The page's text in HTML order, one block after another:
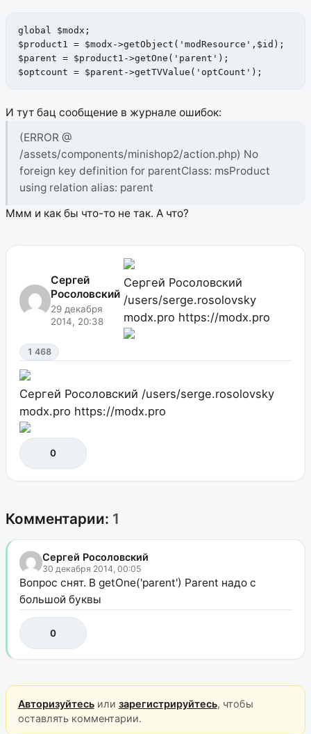
global $modx;
$product1 = $modx->getObject('modResource',$id);
$parent = $product1->getOne('parent');
$optcount = $parent->getTVValue('optCount');
И тут бац сообщение в журнале ошибок:
(ERROR @
/assets/components/minishop2/action.php) No
foreign key definition for parentClass: msProduct
using relation alias: parent
Ммм и как бы что-то не так. А что?
Сергей
Росоловский
29 декабря
2014, 20:38
Сергей Росоловский
/users/serge.rosolovsky
modx.pro https://modx.pro
1 468
Сергей Росоловский /users/serge.rosolovsky
modx.pro https://modx.pro
0
Комментарии: 1
Сергей Росоловский
30 декабря 2014, 00:05
Вопрос снят. В getOne('parent') Parent надо с
большой буквы
0
Авторизуйтесьили зарегистрируйтесь, чтобы
оставлять комментарии.